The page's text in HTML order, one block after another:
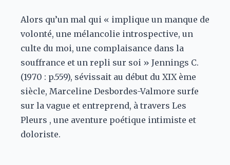
Alors qu’un mal qui « implique un manque de
volonté, une mélancolie introspective, un
culte du moi, une complaisance dans la
souffrance et un repli sur soi » Jennings C.
(1970 : p.559), sévissait au début du XIX ème
siècle, Marceline Desbordes-Valmore surfe
sur la vague et entreprend, à travers Les
Pleurs , une aventure poétique intimiste et
doloriste.